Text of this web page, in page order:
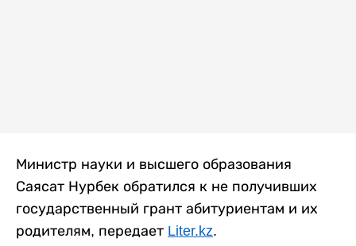
Министр науки и высшего образования
Саясат Нурбек обратился к не получивших
государственный грант абитуриентам и их
родителям, передает Liter.kz.